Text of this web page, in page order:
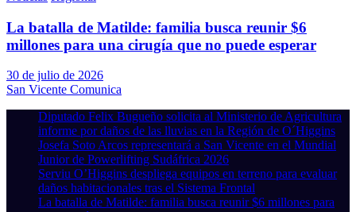
La batalla de Matilde: familia busca reunir $6
millones para una cirugía que no puede esperar
30 de julio de 2026
San Vicente Comunica
Diputado Felix Bugueño solicita al Ministerio de Agricultura
informe por daños de las lluvias en la Región de O´Higgins
Josefa Soto Arcos representará a San Vicente en el Mundial
Junior de Powerlifting Sudáfrica 2026
Serviu O’Higgins despliega equipos en terreno para evaluar
daños habitacionales tras el Sistema Frontal
La batalla de Matilde: familia busca reunir $6 millones para